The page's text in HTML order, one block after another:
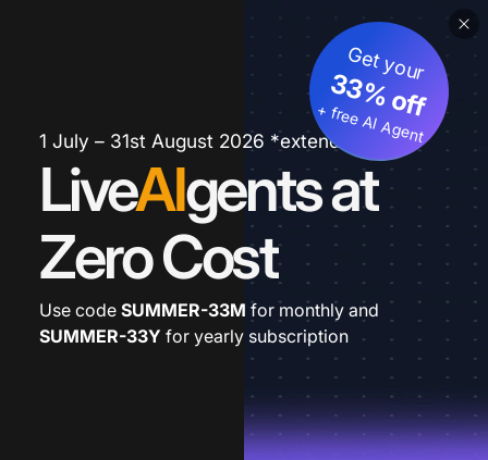
1 July – 31st August 2026 *extended
LiveAIgents at
Zero Cost
Get your
33% off
+ free AI Agent
Use code SUMMER-33M for monthly and
SUMMER-33Y for yearly subscription